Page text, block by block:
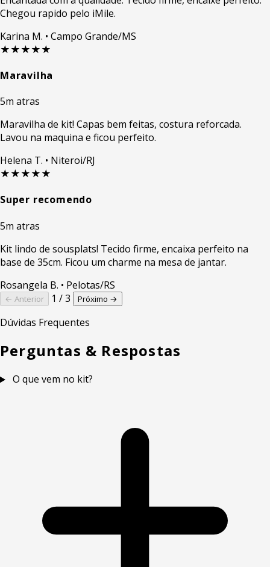
Chegou rapido pelo iMile.
Karina M. • Campo Grande/MS
★★★★★
Maravilha
5m atras
Maravilha de kit! Capas bem feitas, costura reforcada.
Lavou na maquina e ficou perfeito.
Helena T. • Niteroi/RJ
★★★★★
Super recomendo
5m atras
Kit lindo de sousplats! Tecido firme, encaixa perfeito na
base de 35cm. Ficou um charme na mesa de jantar.
Rosangela B. • Pelotas/RS
← Anterior 1 / 3 Próximo →
Dúvidas Frequentes
Perguntas & Respostas
O que vem no kit?